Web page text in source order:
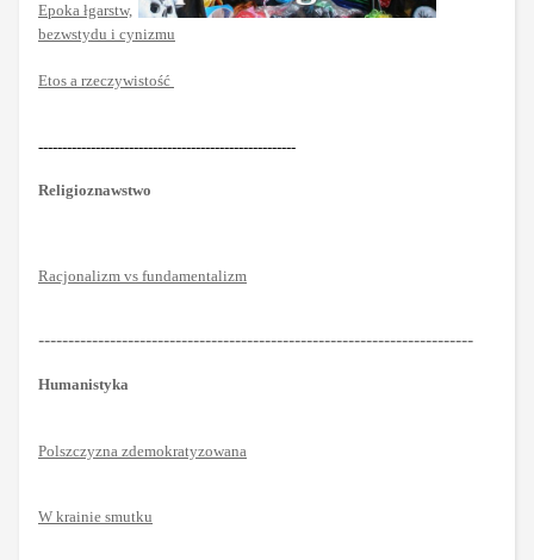
Epoka łgarstw,
bezwstydu i cynizmu
Etos a rzeczywistość
------------------------------------------------------
Religioznawstwo
Racjonalizm vs fundamentalizm
-------------------------------------------------------------------------
Humanistyka
Polszczyzna zdemokratyzowana
W krainie smutku